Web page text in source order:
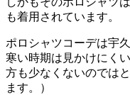
も着用されています。
ポロシャツコーデは宇
寒い時期は見かけにく
方も少なくないのでは
ます。）